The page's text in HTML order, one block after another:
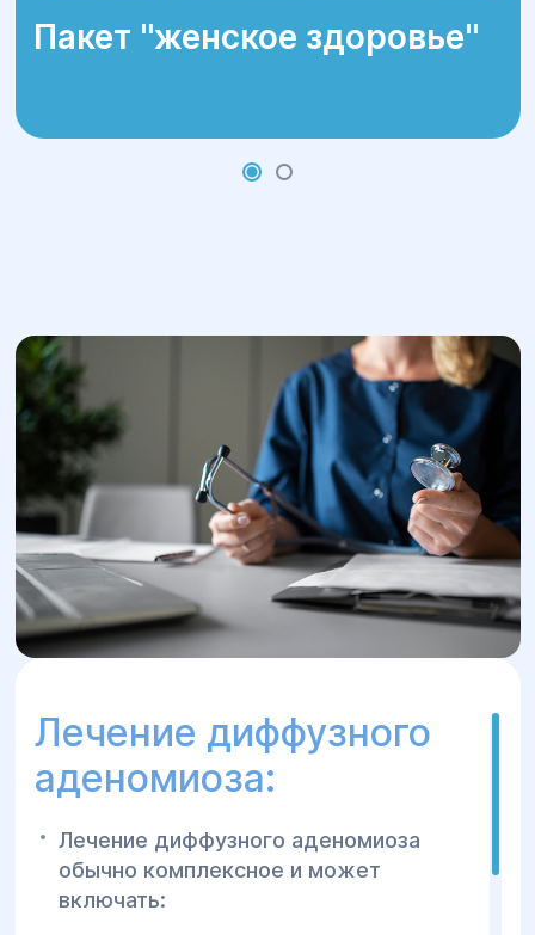
Пакет ''женское здоровье''
Лечение диффузного
аденомиоза:
Лечение диффузного аденомиоза
обычно комплексное и может
включать: